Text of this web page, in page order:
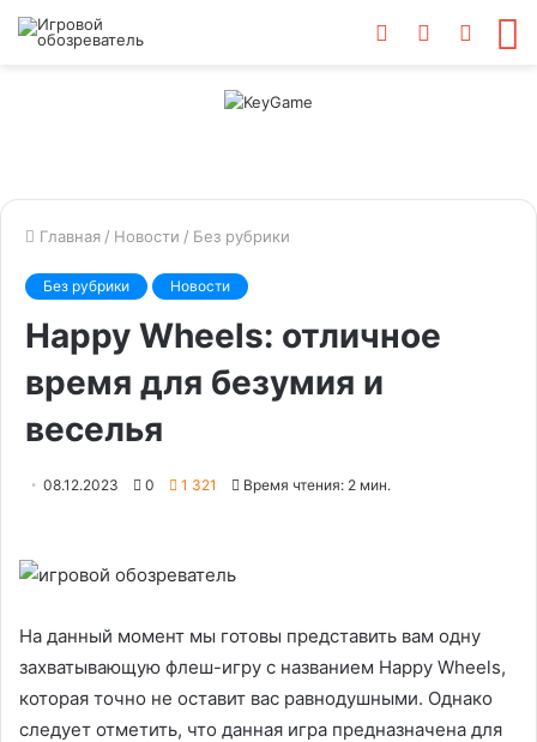
Switch
Войти
Главная / Новости / Без рубрики
Без рубрики Новости
Happy Wheels: отличное
время для безумия и
веселья
08.12.2023 0 1 321 Время чтения: 2 мин.
На данный момент мы готовы представить вам одну
захватывающую флеш-игру с названием Happy Wheels,
которая точно не оставит вас равнодушными. Однако
следует отметить, что данная игра предназначена для